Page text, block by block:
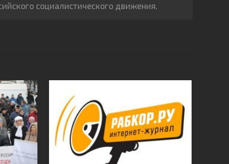
социалистического движения.